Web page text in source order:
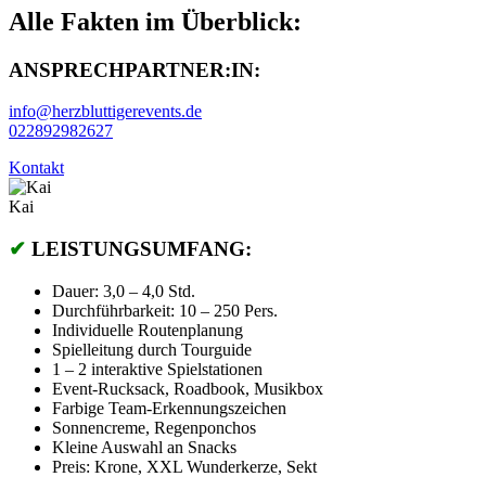
Alle Fakten im Überblick:
ANSPRECHPARTNER:IN:
info@herzbluttigerevents.de
022892982627
Kontakt
Kai
✔ LEISTUNGSUMFANG:
Dauer: 3,0 – 4,0 Std.
Durchführbarkeit: 10 – 250 Pers.
Individuelle Routenplanung
Spielleitung durch Tourguide
1 – 2 interaktive Spielstationen
Event-Rucksack, Roadbook, Musikbox
Farbige Team-Erkennungszeichen
Sonnencreme, Regenponchos
Kleine Auswahl an Snacks
Preis: Krone, XXL Wunderkerze, Sekt